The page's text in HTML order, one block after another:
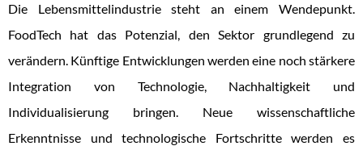
Die Lebensmittelindustrie steht an einem Wendepunkt.
FoodTech hat das Potenzial, den Sektor grundlegend zu
verändern. Künftige Entwicklungen werden eine noch stärkere
Integration von Technologie, Nachhaltigkeit und
Individualisierung bringen. Neue wissenschaftliche
Erkenntnisse und technologische Fortschritte werden es